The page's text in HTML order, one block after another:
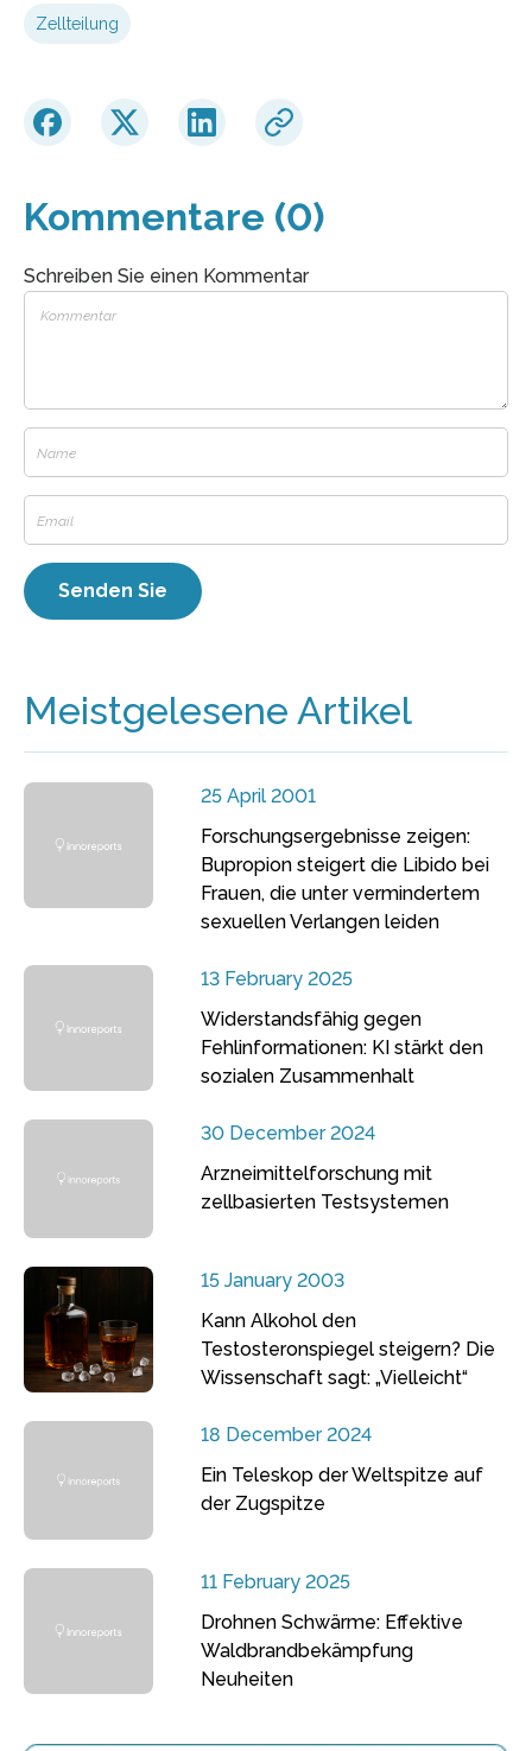
Zellteilung
Kommentare (0)
Schreiben Sie einen Kommentar
Meistgelesene Artikel
25 April 2001
Forschungsergebnisse zeigen:
Bupropion steigert die Libido bei
Frauen, die unter vermindertem
sexuellen Verlangen leiden
13 February 2025
Widerstandsfähig gegen
Fehlinformationen: KI stärkt den
sozialen Zusammenhalt
30 December 2024
Arzneimittelforschung mit
zellbasierten Testsystemen
15 January 2003
Kann Alkohol den
Testosteronspiegel steigern? Die
Wissenschaft sagt: „Vielleicht“
18 December 2024
Ein Teleskop der Weltspitze auf
der Zugspitze
11 February 2025
Drohnen Schwärme: Effektive
Waldbrandbekämpfung
Neuheiten